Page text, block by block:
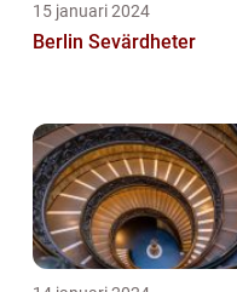
15 januari 2024
Berlin Sevärdheter